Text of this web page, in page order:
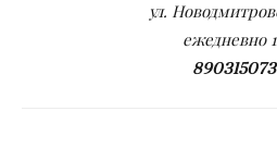
ул.
ежедневно